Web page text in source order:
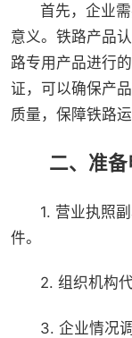
首先，企业
意义。铁路产品
路专用产品进行
证，可以确保产
质量，保障铁路运
二、准
1. 营业执照
件。
2. 组织机构
3. 企业情况